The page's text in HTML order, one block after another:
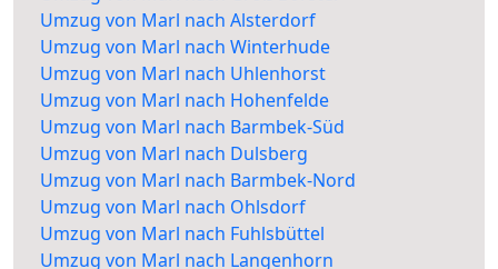
Umzug von Marl nach Alsterdorf
Umzug von Marl nach Winterhude
Umzug von Marl nach Uhlenhorst
Umzug von Marl nach Hohenfelde
Umzug von Marl nach Barmbek-Süd
Umzug von Marl nach Dulsberg
Umzug von Marl nach Barmbek-Nord
Umzug von Marl nach Ohlsdorf
Umzug von Marl nach Fuhlsbüttel
Umzug von Marl nach Langenhorn